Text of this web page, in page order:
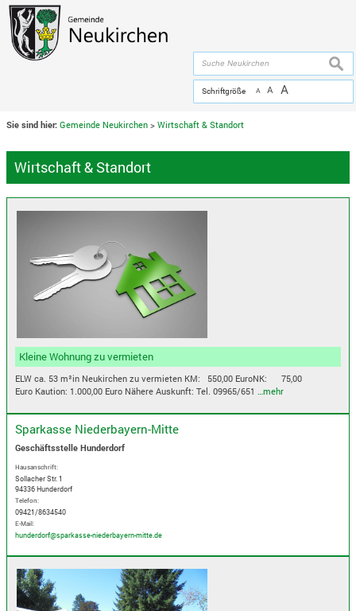
Zum Inhalt,zur Navigation
Schriftgröße A A A
Sie sind hier: Gemeinde Neukirchen >Wirtschaft & Standort
Wirtschaft & Standort
Kleine Wohnung zu vermieten
ELW ca. 53 m²in Neukirchen zu vermieten KM: 550,00 EuroNK: 75,00
Euro Kaution: 1.000,00 Euro Nähere Auskunft: Tel. 09965/651…mehr
Sparkasse Niederbayern-Mitte
Geschäftsstelle Hunderdorf
Hausanschrift:
Sollacher Str. 1
94336 Hunderdorf
Telefon:
09421/8634540
E-Mail:
hunderdorf@sparkasse-niederbayern-mitte.de